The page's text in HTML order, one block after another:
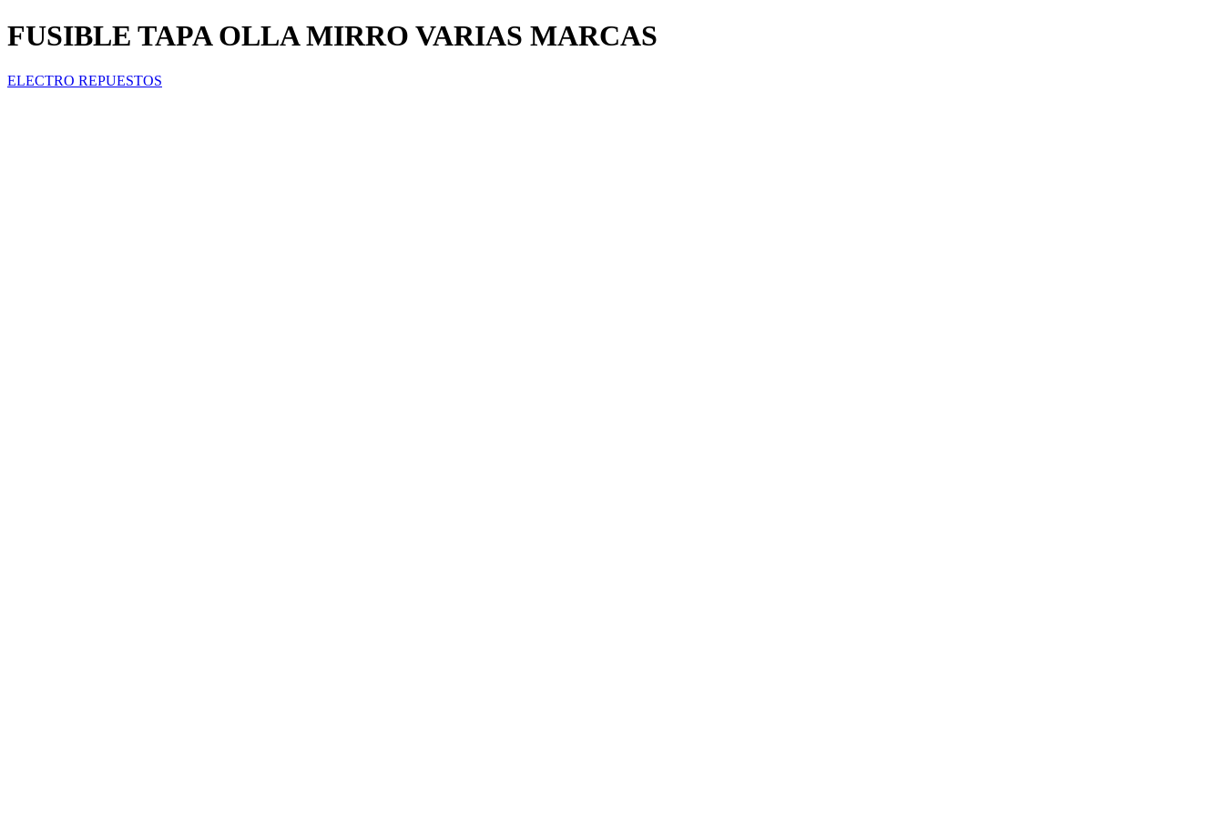
FUSIBLE TAPA OLLA MIRRO VARIAS MARCAS
ELECTRO REPUESTOS